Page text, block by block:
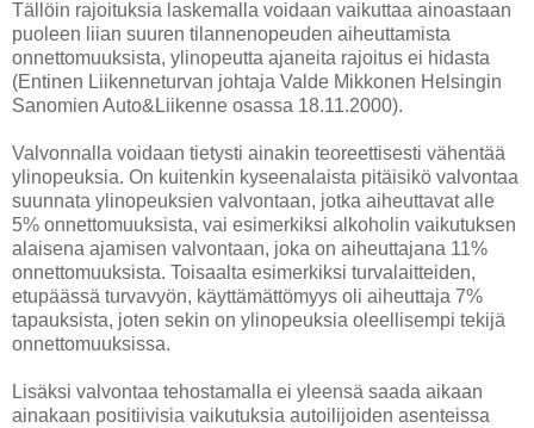
Tällöin rajoituksia laskemalla voidaan vaikuttaa ainoastaan
puoleen liian suuren tilannenopeuden aiheuttamista
onnettomuuksista, ylinopeutta ajaneita rajoitus ei hidasta
(Entinen Liikenneturvan johtaja Valde Mikkonen Helsingin
Sanomien Auto&Liikenne osassa 18.11.2000).
Valvonnalla voidaan tietysti ainakin teoreettisesti vähentää
ylinopeuksia. On kuitenkin kyseenalaista pitäisikö valvontaa
suunnata ylinopeuksien valvontaan, jotka aiheuttavat alle
5% onnettomuuksista, vai esimerkiksi alkoholin vaikutuksen
alaisena ajamisen valvontaan, joka on aiheuttajana 11%
onnettomuuksista. Toisaalta esimerkiksi turvalaitteiden,
etupäässä turvavyön, käyttämättömyys oli aiheuttaja 7%
tapauksista, joten sekin on ylinopeuksia oleellisempi tekijä
onnettomuuksissa.
Lisäksi valvontaa tehostamalla ei yleensä saada aikaan
ainakaan positiivisia vaikutuksia autoilijoiden asenteissa